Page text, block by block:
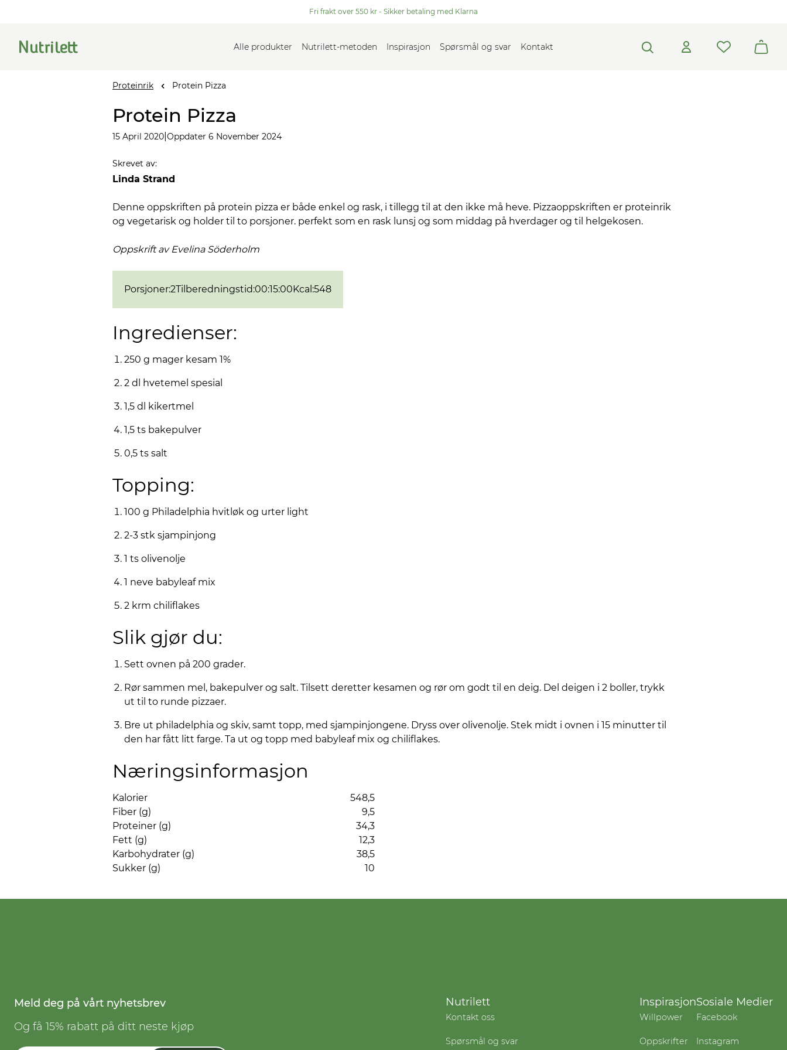
Fri frakt over 550 kr - Sikker betaling med Klarna
Alle produkter Nutrilett-metoden Inspirasjon Spørsmål og svar Kontakt
Proteinrik Protein Pizza
Protein Pizza
15 April 2020 Oppdater 6 November 2024
Skrevet av:
Linda Strand
Denne oppskriften på protein pizza er både enkel og rask, i tillegg til at den ikke må heve. Pizzaoppskriften er proteinrik
og vegetarisk og holder til to porsjoner. perfekt som en rask lunsj og som middag på hverdager og til helgekosen.
Oppskrift av Evelina Söderholm
Porsjoner:2Tilberedningstid:00:15:00Kcal :548
Ingredienser:
250 g mager kesam 1%
2 dl hvetemel spesial
1,5 dl kikertmel
1,5 ts bakepulver
0,5 ts salt
Topping:
100 g Philadelphia hvitløk og urter light
2-3 stk sjampinjong
1 ts olivenolje
1 neve babyleaf mix
2 krm chiliflakes
Slik gjør du:
Sett ovnen på 200 grader.
Rør sammen mel, bakepulver og salt. Tilsett deretter kesamen og rør om godt til en deig. Del deigen i 2 boller, trykk
ut til to runde pizzaer.
Bre ut philadelphia og skiv, samt topp, med sjampinjongene. Dryss over olivenolje. Stek midt i ovnen i 15 minutter til
den har fått litt farge. Ta ut og topp med babyleaf mix og chiliflakes.
Næringsinformasjon
Kalorier
548,5
Fiber (g)
9,5
Proteiner (g)
34,3
Fett (g)
12,3
Karbohydrater (g)
38,5
Sukker (g)
10
Meld deg på vårt nyhetsbrev
Og få 15% rabatt på ditt neste kjøp
Nutrilett
Kontakt oss
Spørsmål og svar
Inspirasjon
Willpower
Oppskrifter
Sosiale Medier
Facebook
Instagram